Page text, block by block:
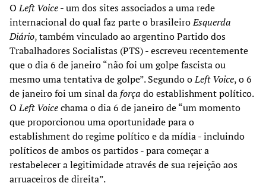
OLeft Voice- um dos sites associados a uma rede
internacional do qual faz parte o brasileiroEsquerda
Diário, também vinculado ao argentino Partido dos
Trabalhadores Socialistas (PTS) - escreveu recentemente
que o dia 6 de janeiro “não foi um golpe fascista ou
mesmo uma tentativa de golpe”. Segundo oLeft Voice, o 6
de janeiro foi um sinal da força do establishment político.
OLeft Voicechama o dia 6 de janeiro de “um momento
que proporcionou uma oportunidade para o
establishment do regime político e da mídia - incluindo
políticos de ambos os partidos - para começar a
restabelecer a legitimidade através de sua rejeição aos
arruaceiros de direita”.